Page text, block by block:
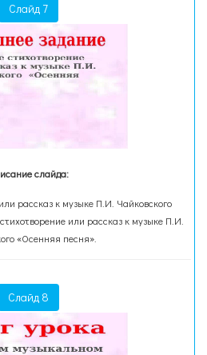
Слайд 7
слайда:
рассказ к музыке П.И. Чайковского
или рассказ к музыке П.И.
«Осенняя песня».
Слайд 8